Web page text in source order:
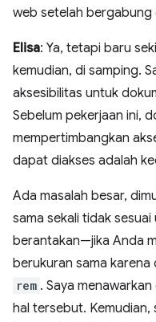
web setelah bergabung
Elisa: Ya, tetapi baru
kemudian, di samping.
aksesibilitas untuk
Sebelum pekerjaan ini,
mempertimbangkan
dapat diakses adalah
Ada masalah besar,
sama sekali tidak
berantakan—jika Anda
berukuran sama karena
rem . Saya
hal tersebut. Kemudian,